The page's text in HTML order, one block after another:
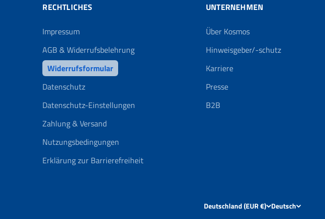
RECHTLICHES
Impressum
AGB & Widerrufsbelehrung
Widerrufsformular
Datenschutz
Datenschutz-Einstellungen
Zahlung & Versand
Nutzungsbedingungen
Erklärung zur Barrierefreiheit
UNTERNEHMEN
Über Kosmos
Hinweisgeber/-schutz
Karriere
Presse
B2B
Deutschland (EUR €) Deutsch